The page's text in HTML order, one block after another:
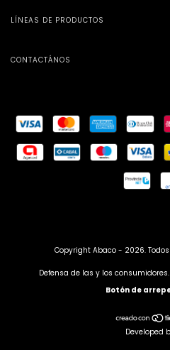
LÍNEAS DE PRODUCTOS
CONTACTÁNOS
Copyright Abaco - 2026.
Defensa de las y los
Botón de
Developed